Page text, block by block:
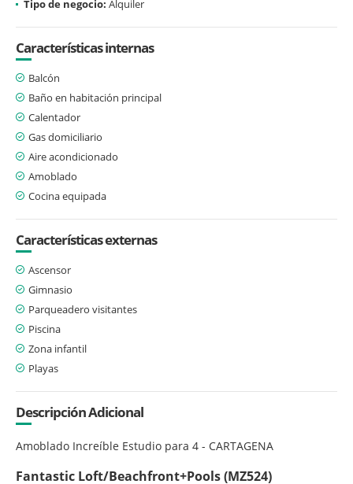
Tipo de negocio: Alquiler
Características internas
Balcón
Baño en habitación principal
Calentador
Gas domiciliario
Aire acondicionado
Amoblado
Cocina equipada
Características externas
Ascensor
Gimnasio
Parqueadero visitantes
Piscina
Zona infantil
Playas
Descripción Adicional
Amoblado Increíble Estudio para 4 - CARTAGENA
Fantastic Loft/Beachfront+Pools (MZ524)